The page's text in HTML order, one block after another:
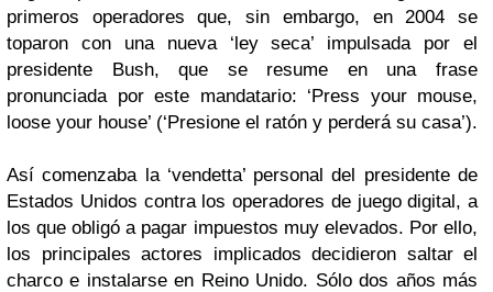
primeros operadores que, sin embargo, en 2004 se
toparon con una nueva ‘ley seca’ impulsada por el
presidente Bush, que se resume en una frase
pronunciada por este mandatario: ‘Press your mouse,
loose your house’ (‘Presione el ratón y perderá su casa’).
Así comenzaba la ‘vendetta’ personal del presidente de
Estados Unidos contra los operadores de juego digital, a
los que obligó a pagar impuestos muy elevados. Por ello,
los principales actores implicados decidieron saltar el
charco e instalarse en Reino Unido. Sólo dos años más